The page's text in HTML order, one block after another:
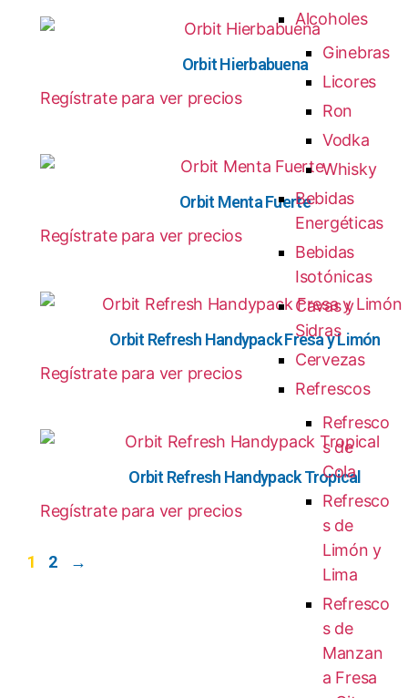
Orbit Hierbabuena
Regístrate para ver precios
Orbit Menta Fuerte
Regístrate para ver precios
Orbit Refresh Handypack Fresa y Limón
Regístrate para ver precios
Orbit Refresh Handypack Tropical
Regístrate para ver precios
1 2 →
Alcoholes
Ginebras
Licores
Ron
Vodka
Whisky
Bebidas
Energéticas
Bebidas
Isotónicas
Cavas y
Sidras
Cervezas
Refrescos
Refresco
s de
Cola
Refresco
s de
Limón y
Lima
Refresco
s de
Manzan
a Fresa